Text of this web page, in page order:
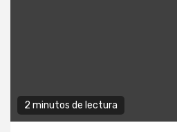
2 minutos de lectura